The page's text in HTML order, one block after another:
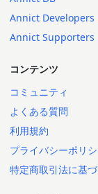
Annict Developers
Annict Supporters
コンテンツ
コミュニティ
よくある質問
利用規約
プライバシーポリ
特定商取引法に基